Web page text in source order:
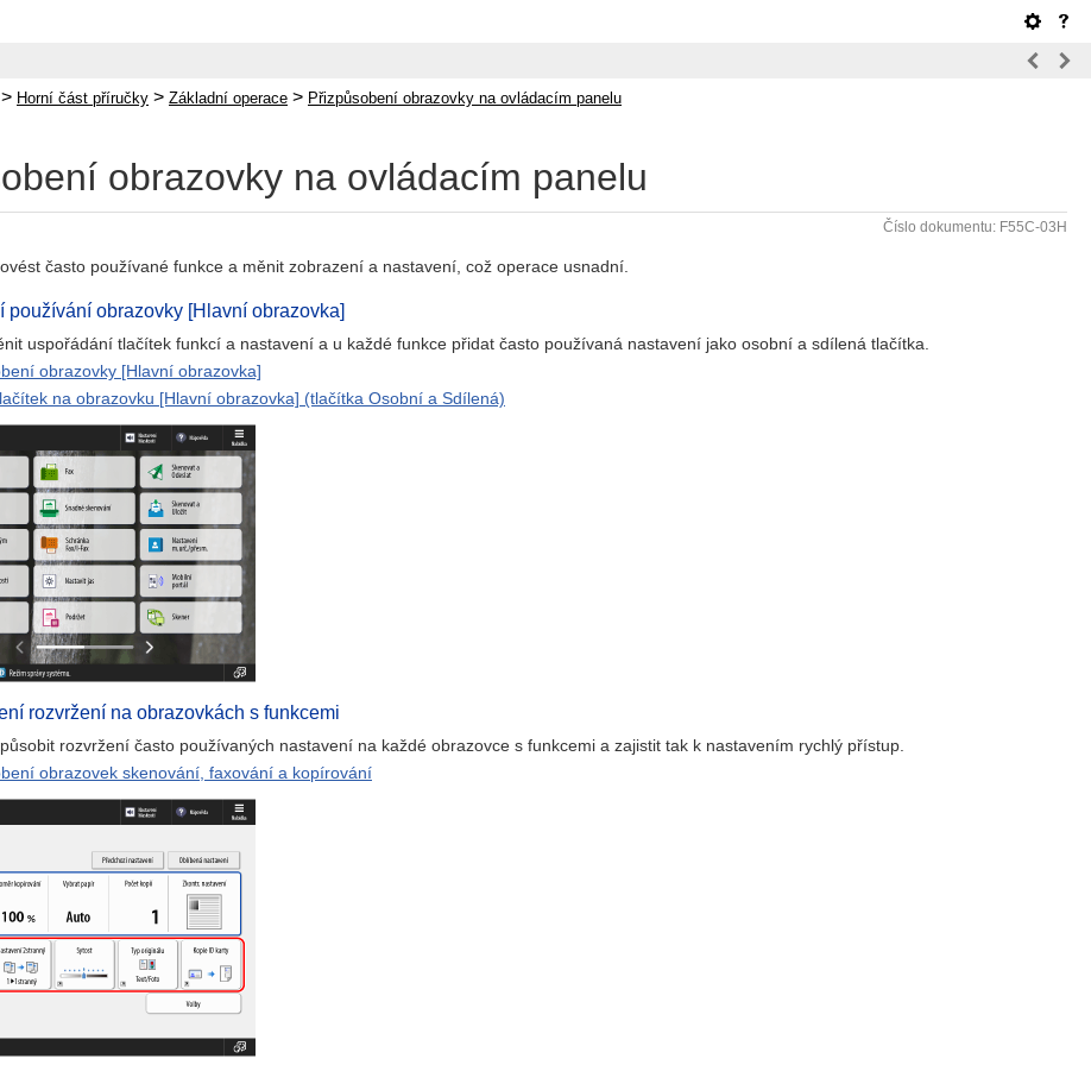
> Horní část příručky > Základní operace > Přizpůsobení obrazovky na ovládacím panelu
obrazovky na ovládacím panelu
Číslo dokumentu: F55C-03H
často používané funkce a měnit zobrazení a nastavení, což operace usnadní.
používání obrazovky [Hlavní obrazovka]
uspořádání tlačítek funkcí a nastavení a u každé funkce přidat často používaná nastavení jako osobní a sdílená tlačítka.
obrazovky [Hlavní obrazovka]
na obrazovku [Hlavní obrazovka] (tlačítka Osobní a Sdílená)
rozvržení na obrazovkách s funkcemi
rozvržení často používaných nastavení na každé obrazovce s funkcemi a zajistit tak k nastavením rychlý přístup.
obrazovek skenování, faxování a kopírování